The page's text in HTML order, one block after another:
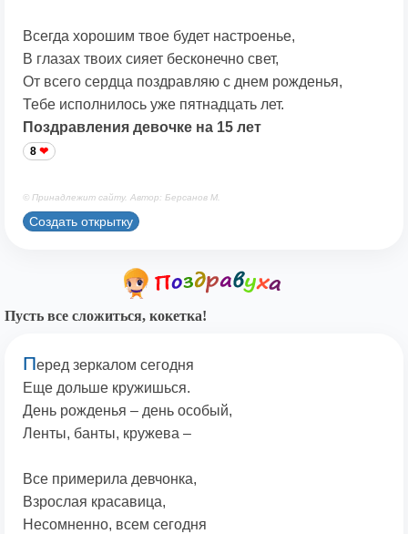
Всегда хорошим твое будет настроенье,
В глазах твоих сияет бесконечно свет,
От всего сердца поздравляю с днем рожденья,
Тебе исполнилось уже пятнадцать лет.
Поздравления девочке на 15 лет
8
© Принадлежит сайту. Автор: Берсанов М.
Создать открытку
Пусть все сложиться, кокетка!
Перед зеркалом сегодня
Еще дольше кружишься.
День рожденья – день особый,
Ленты, банты, кружева –
Все примерила девчонка,
Взрослая красавица,
Несомненно, всем сегодня